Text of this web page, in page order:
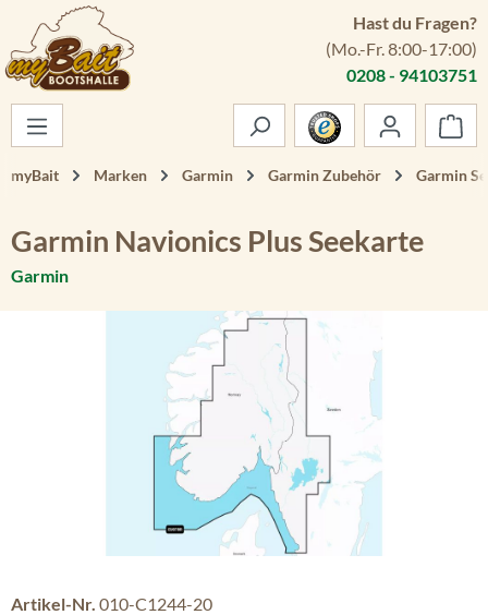
Zum Hauptinhalt springen
Hast du Fragen?
(Mo.-Fr. 8:00-17:00)
0208 - 94103751
myBait Marken Garmin Garmin Zubehör Garmin
Garmin Navionics Plus Seekarte
Garmin
Bildergalerie überspringen
Artikel-Nr. 010-C1244-20